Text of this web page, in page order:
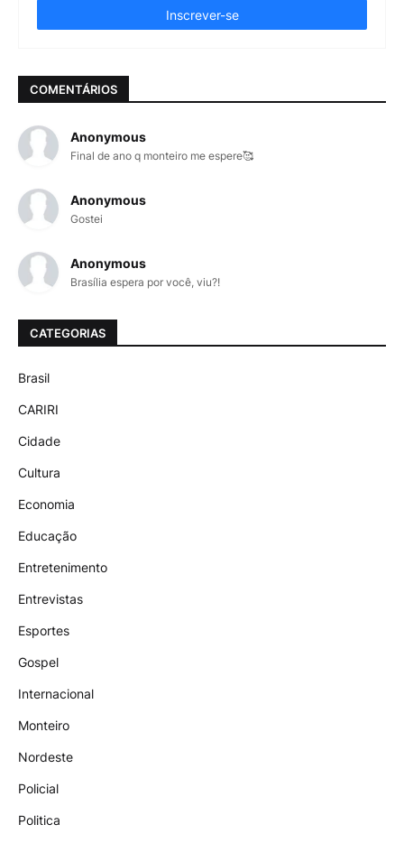
COMENTÁRIOS
Anonymous
Final de ano q monteiro me espere🥰
Anonymous
Gostei
Anonymous
Brasília espera por você, viu?!
CATEGORIAS
Brasil
CARIRI
Cidade
Cultura
Economia
Educação
Entretenimento
Entrevistas
Esportes
Gospel
Internacional
Monteiro
Nordeste
Policial
Politica